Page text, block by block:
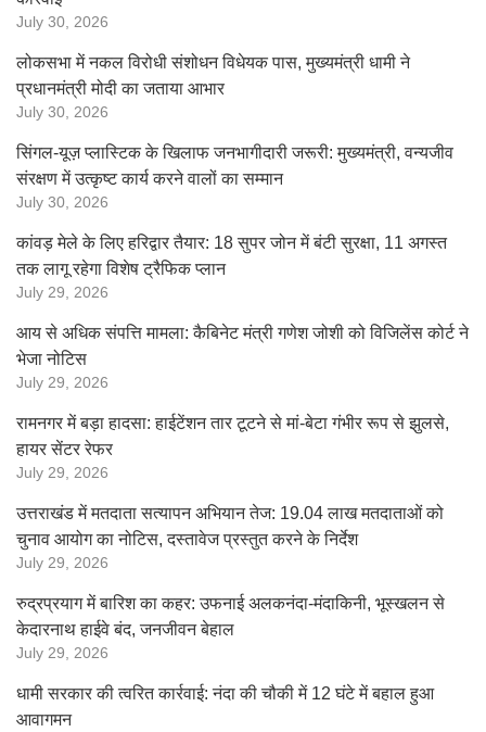
July 30, 2026
लोकसभा में नकल विरोधी संशोधन विधेयक पास, मुख्यमंत्री धामी ने
प्रधानमंत्री मोदी का जताया आभार
July 30, 2026
सिंगल-यूज़ प्लास्टिक के खिलाफ जनभागीदारी जरूरी: मुख्यमंत्री, वन्यजीव
संरक्षण में उत्कृष्ट कार्य करने वालों का सम्मान
July 30, 2026
कांवड़ मेले के लिए हरिद्वार तैयार: 18 सुपर जोन में बंटी सुरक्षा, 11 अगस्त
तक लागू रहेगा विशेष ट्रैफिक प्लान
July 29, 2026
आय से अधिक संपत्ति मामला: कैबिनेट मंत्री गणेश जोशी को विजिलेंस कोर्ट ने
भेजा नोटिस
July 29, 2026
रामनगर में बड़ा हादसा: हाईटेंशन तार टूटने से मां-बेटा गंभीर रूप से झुलसे,
हायर सेंटर रेफर
July 29, 2026
उत्तराखंड में मतदाता सत्यापन अभियान तेज: 19.04 लाख मतदाताओं को
चुनाव आयोग का नोटिस, दस्तावेज प्रस्तुत करने के निर्देश
July 29, 2026
रुद्रप्रयाग में बारिश का कहर: उफनाई अलकनंदा-मंदाकिनी, भूस्खलन से
केदारनाथ हाईवे बंद, जनजीवन बेहाल
July 29, 2026
धामी सरकार की त्वरित कार्रवाई: नंदा की चौकी में 12 घंटे में बहाल हुआ
आवागमन